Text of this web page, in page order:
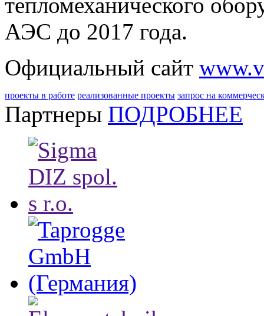
АЭС до 2017 года.
Официальный сайт
проекты в работе реализованные проекты запрос на
Партнеры ПОДРОБНЕЕ